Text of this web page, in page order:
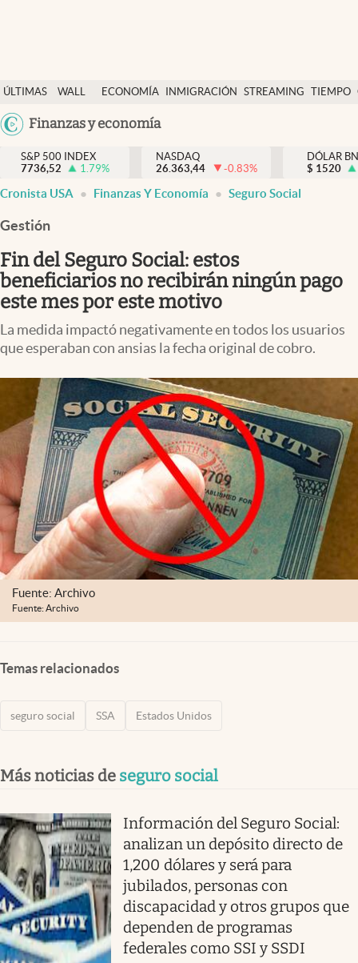
ÚLTIMAS
NOTICIAS
WALL
DÓLAR
ECONOMÍA INMIGRACIÓN STREAMING TIEMPO
México
Finanzas y economía
Finanzas y economía
Wall Street y dólar
Inmigración
Espiritual
Streaming
PC y mobile
USA
S&P 500 INDEX
7736,52
1.79%
NASDAQ
26.363,44
-0.83%
DÓLAR
$ 1520
Cronista USA Finanzas Y Economía Seguro Social
Gestión
Fin del Seguro Social: estos
beneficiarios no recibirán ningún pago
este mes por este motivo
La medida impactó negativamente en todos los usuarios
que esperaban con ansias la fecha original de cobro.
Fuente: Archivo
Fuente: Archivo
Temas relacionados
seguro social SSA Estados Unidos
Más noticias de seguro social
Información del Seguro Social:
analizan un depósito directo de
1,200 dólares y será para
jubilados, personas con
discapacidad y otros grupos que
dependen de programas
federales como SSI y SSDI